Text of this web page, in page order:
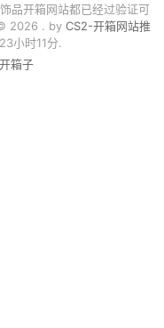
品开箱网站都已经过验证可
2026 . by CS2-开箱网站推
小时11分.
箱子